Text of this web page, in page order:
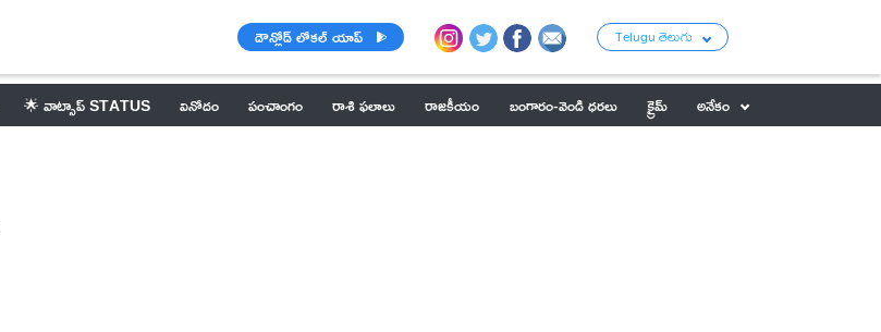
డౌన్లోడ్ లోకల్ యాప్ Telugu తెలుగు
🌟 వాట్సాప్ STATUS వినోదం పంచాంగం రాశి ఫలాలు రాజకీయం బంగారం-వెండి ధరలు క్రైమ్
అనేకం